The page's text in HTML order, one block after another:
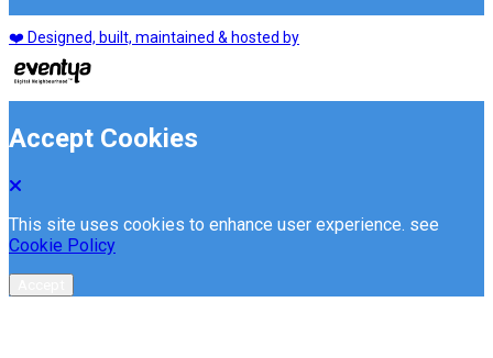
❤️ Designed, built, maintained & hosted by
Accept Cookies
This site uses cookies to enhance user experience. see
Cookie Policy